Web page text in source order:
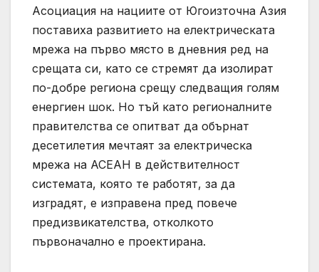
Асоциация на нациите от Югоизточна Азия
поставиха развитието на електрическата
мрежа на първо място в дневния ред на
срещата си, като се стремят да изолират
по-добре региона срещу следващия голям
енергиен шок. Но тъй като регионалните
правителства се опитват да обърнат
десетилетия мечтаят за електрическа
мрежа на АСЕАН в действителност
системата, която те работят, за да
изградят, е изправена пред повече
предизвикателства, отколкото
първоначално е проектирана.